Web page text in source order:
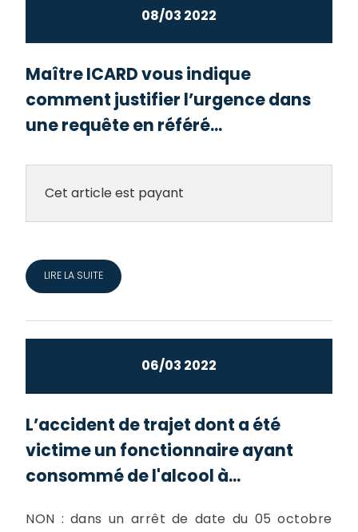
08/03 2022
Maître ICARD vous indique
comment justifier l’urgence dans
une requête en référé...
Cet article est payant
LIRE LA SUITE
06/03 2022
L’accident de trajet dont a été
victime un fonctionnaire ayant
consommé de l'alcool à...
NON : dans un arrêt de date du 05 octobre